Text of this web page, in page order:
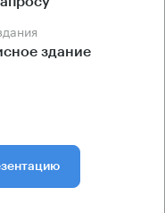
здание